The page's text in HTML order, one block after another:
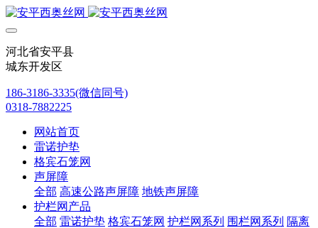
河北省安平县
城东开发区
186-3186-3335(微信同号)
0318-7882225
网站首页
雷诺护垫
格宾石笼网
声屏障
全部 高速公路声屏障 地铁声屏障
护栏网产品
全部 雷诺护垫 格宾石笼网 护栏网系列 围栏网系列 隔离